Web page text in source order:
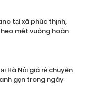
tại xã phúc thịnh,
mét vuông hoàn
Hà Nội giá rẻ chuyên
gọn trong ngày